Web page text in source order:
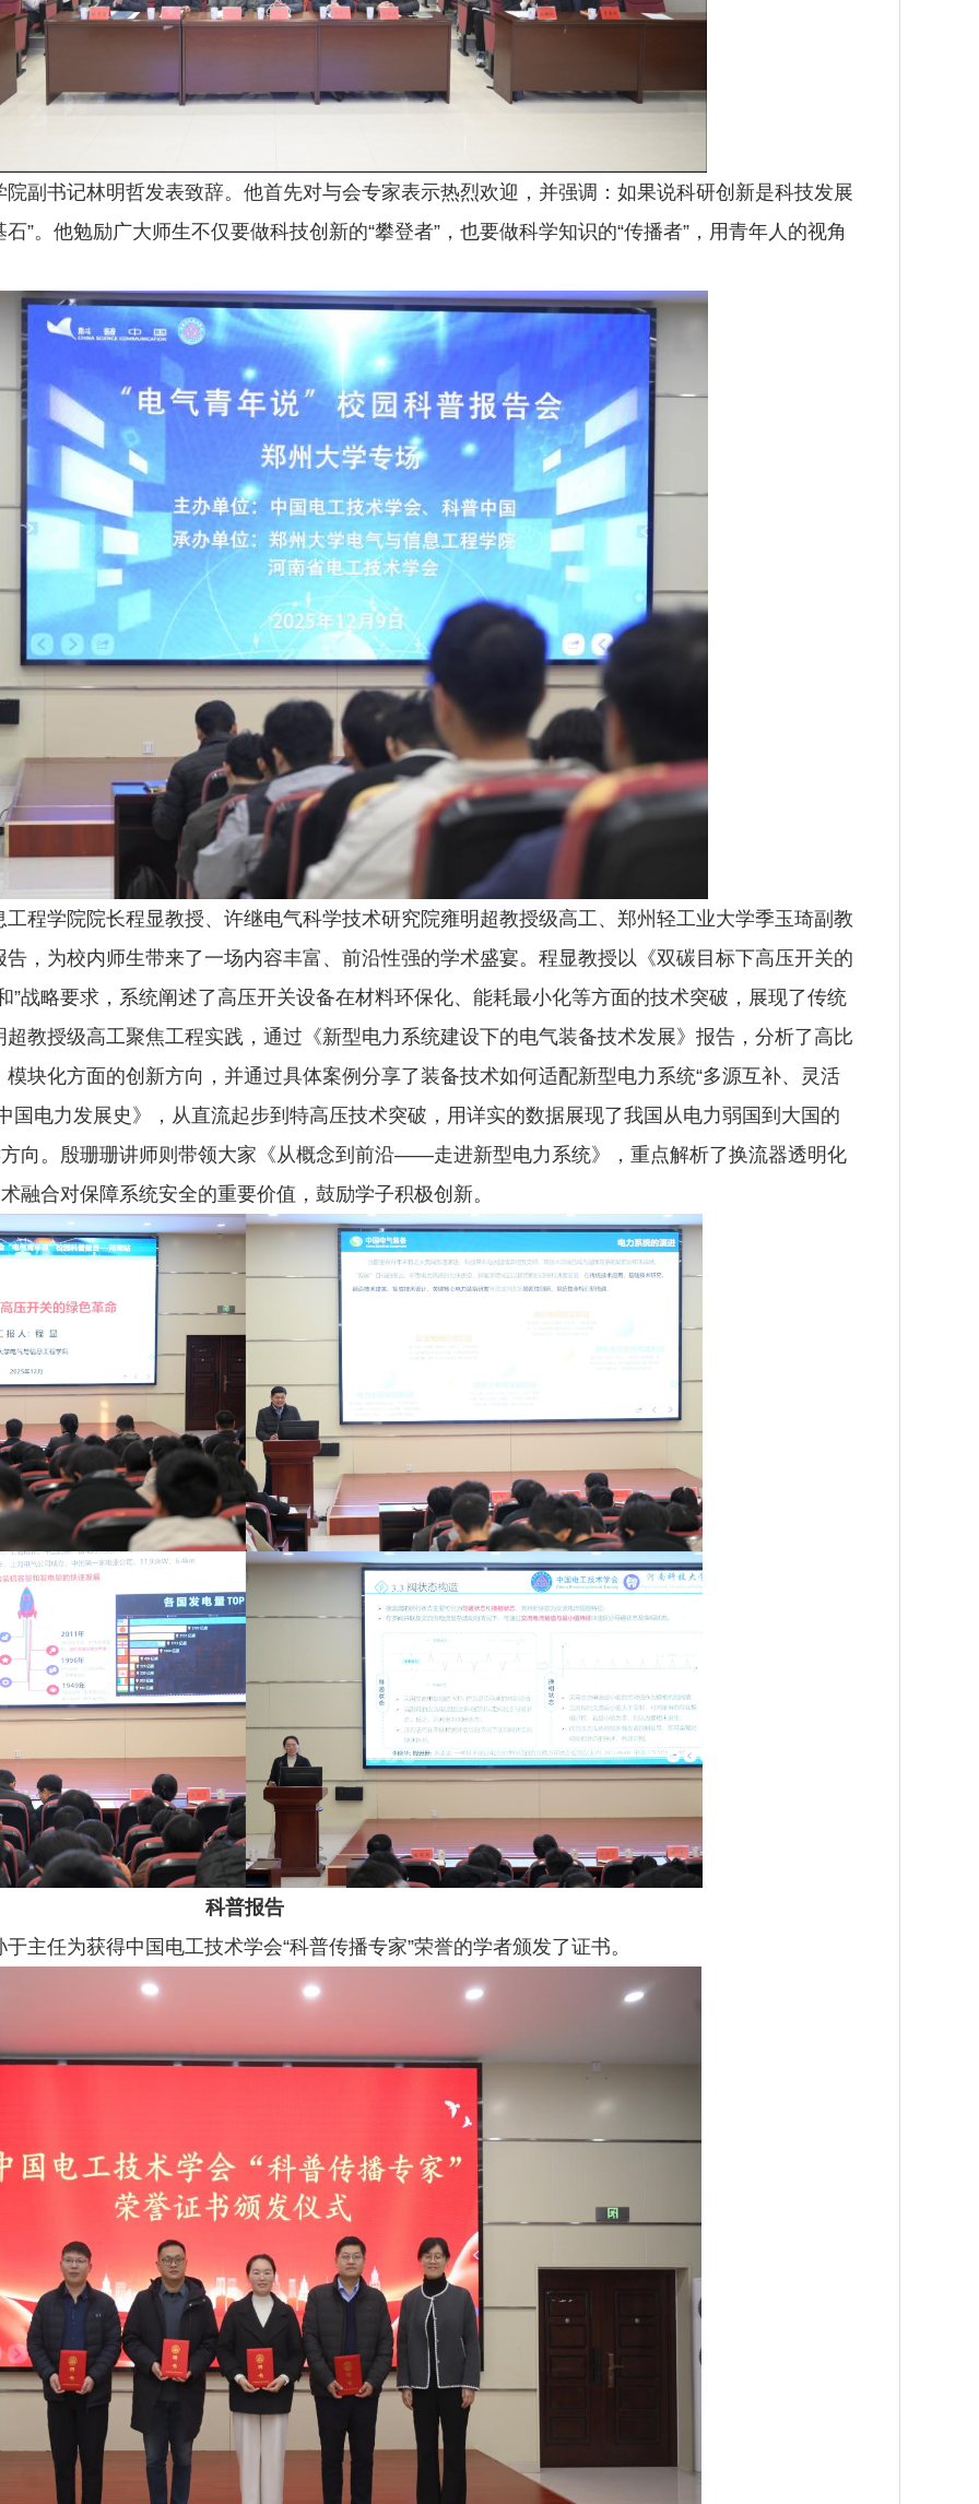
副书记林明哲发表致辞。他首先对与会专家表示热烈欢迎，并强调：如果说科研创新是科技发展
”。他勉励广大师生不仅要做科技创新的“攀登者”，也要做科学知识的“传播者”，用青年人的视角
程学院院长程显教授、许继电气科学技术研究院雍明超教授级高工、郑州轻工业大学季玉琦副教
，为校内师生带来了一场内容丰富、前沿性强的学术盛宴。程显教授以《双碳目标下高压开关的
”战略要求，系统阐述了高压开关设备在材料环保化、能耗最小化等方面的技术突破，展现了传统
教授级高工聚焦工程实践，通过《新型电力系统建设下的电气装备技术发展》报告，分析了高比
块化方面的创新方向，并通过具体案例分享了装备技术如何适配新型电力系统“多源互补、灵活
国电力发展史》，从直流起步到特高压技术突破，用详实的数据展现了我国从电力弱国到大国的
向。殷珊珊讲师则带领大家《从概念到前沿——走进新型电力系统》，重点解析了换流器透明化
融合对保障系统安全的重要价值，鼓励学子积极创新。
科普报告
主任为获得中国电工技术学会“科普传播专家”荣誉的学者颁发了证书。